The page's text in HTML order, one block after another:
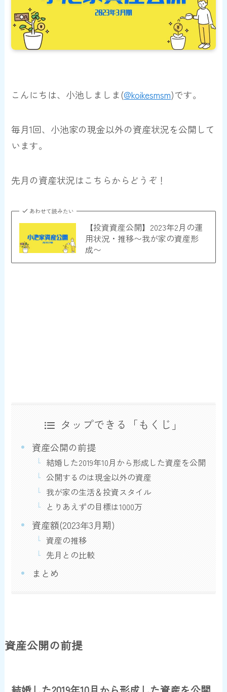
こんにちは、小池しましま(@koikesmsm)です。
毎月1回、小池家の現金以外の資産状況を公開して
います。
先月の資産状況はこちらからどうぞ！
あわせて読みたい
【投資資産公開】2023年2月の運
用状況・推移〜我が家の資産形
成〜
タップできる「もくじ」
資産公開の前提
結婚した2019年10月から形成した資産を公開
公開するのは現金以外の資産
我が家の生活＆投資スタイル
とりあえずの目標は1000万
資産額(2023年3月期)
資産の推移
先月との比較
まとめ
資産公開の前提